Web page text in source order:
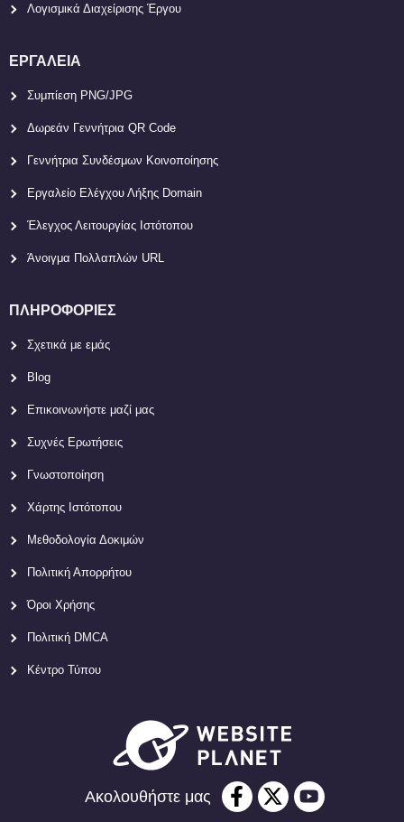
Λογισμικά Διαχείρισης Έργου
ΕΡΓΑΛΕΊΑ
Συμπίεση PNG/JPG
Δωρεάν Γεννήτρια QR Code
Γεννήτρια Συνδέσμων Κοινοποίησης
Εργαλείο Ελέγχου Λήξης Domain
Έλεγχος Λειτουργίας Ιστότοπου
Άνοιγμα Πολλαπλών URL
ΠΛΗΡΟΦΟΡΊΕΣ
Σχετικά με εμάς
Blog
Επικοινωνήστε μαζί μας
Συχνές Ερωτήσεις
Γνωστοποίηση
Χάρτης Ιστότοπου
Μεθοδολογία Δοκιμών
Πολιτική Απορρήτου
Όροι Χρήσης
Πολιτική DMCA
Κέντρο Τύπου
Ακολουθήστε μας